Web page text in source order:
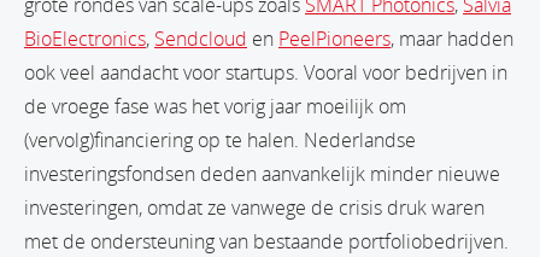
BioElectronics, Sendcloud en PeelPioneers, maar hadden
ook veel aandacht voor startups. Vooral voor bedrijven in
de vroege fase was het vorig jaar moeilijk om
(vervolg)financiering op te halen. Nederlandse
investeringsfondsen deden aanvankelijk minder nieuwe
investeringen, omdat ze vanwege de crisis druk waren
met de ondersteuning van bestaande portfoliobedrijven.